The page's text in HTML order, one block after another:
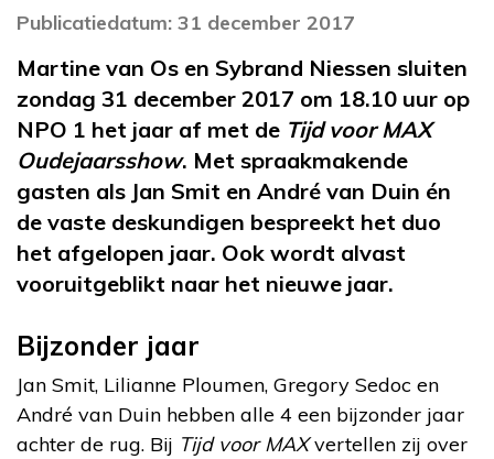
Publicatiedatum: 31 december 2017
Martine van Os en Sybrand Niessen sluiten
zondag 31 december 2017 om 18.10 uur op
NPO 1 het jaar af met de Tijd voor MAX
Oudejaarsshow. Met spraakmakende
gasten als Jan Smit en André van Duin én
de vaste deskundigen bespreekt het duo
het afgelopen jaar. Ook wordt alvast
vooruitgeblikt naar het nieuwe jaar.
Bijzonder jaar
Jan Smit, Lilianne Ploumen, Gregory Sedoc en
André van Duin hebben alle 4 een bijzonder jaar
achter de rug. Bij Tijd voor MAXvertellen zij over